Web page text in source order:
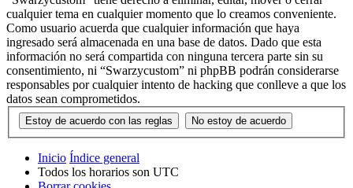
cualquier tema en cualquier momento que lo creamos conveniente.
Como usuario acuerda que cualquier información que haya
ingresado será almacenada en una base de datos. Dado que esta
información no será compartida con ninguna tercera parte sin su
consentimiento, ni “Swarzycustom” ni phpBB podrán considerarse
responsables por cualquier intento de hacking que conlleve a que los
datos sean comprometidos.
Inicio Índice general
Todos los horarios son UTC